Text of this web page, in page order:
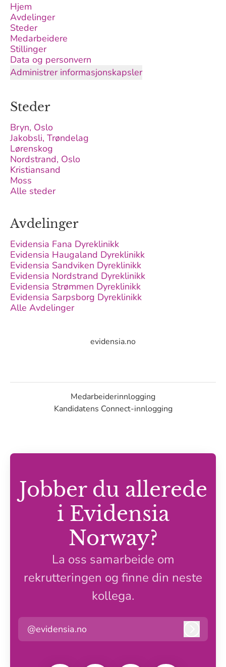
Hjem
Avdelinger
Steder
Medarbeidere
Stillinger
Data og personvern
Administrer informasjonskapsler
Steder
Bryn, Oslo
Jakobsli, Trøndelag
Lørenskog
Nordstrand, Oslo
Kristiansand
Moss
Alle steder
Avdelinger
Evidensia Fana Dyreklinikk
Evidensia Haugaland Dyreklinikk
Evidensia Sandviken Dyreklinikk
Evidensia Nordstrand Dyreklinikk
Evidensia Strømmen Dyreklinikk
Evidensia Sarpsborg Dyreklinikk
Alle Avdelinger
evidensia.no
Medarbeiderinnlogging
Kandidatens Connect-innlogging
Jobber du allerede
i Evidensia
Norway?
La oss samarbeide om
rekrutteringen og finne din neste
kollega.
@evidensia.no